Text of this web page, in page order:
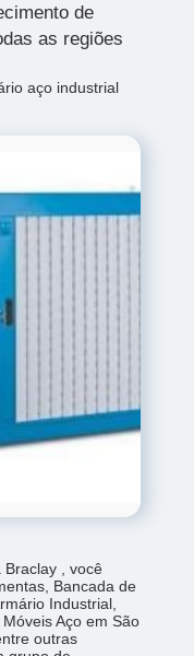
de
as regiões
aço industrial
Braclay , você
Bancada de
Industrial,
Aço em São
outras